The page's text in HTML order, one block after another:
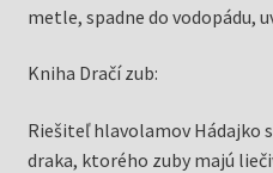
metle, spadne do vodopádu,
Kniha Dračí zub:
Riešiteľ hlavolamov Hádajko
draka, ktorého zuby majú